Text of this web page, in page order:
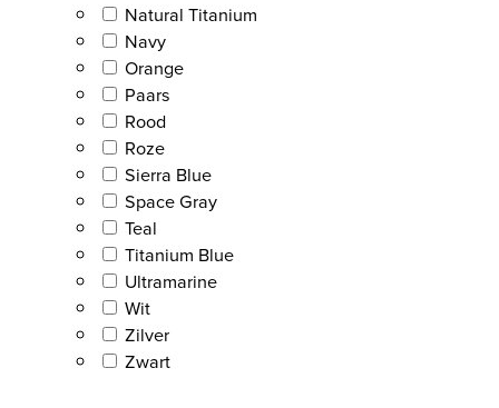
Natural Titanium
Navy
Orange
Paars
Rood
Roze
Sierra Blue
Space Gray
Teal
Titanium Blue
Ultramarine
Wit
Zilver
Zwart